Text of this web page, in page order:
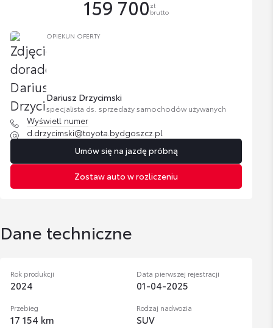
OPIEKUN OFERTY
Dariusz Drzycimski
specjalista ds. sprzedaży samochodów używanych
Wyświetl numer
d.drzycimski@toyota.bydgoszcz.pl
Umów się na jazdę próbną
159 700 zł
brutto
Zostaw auto w rozliczeniu
Dane techniczne
Rok produkcji
2024
Data pierwszej rejestracji
01-04-2025
Przebieg
17 154 km
Rodzaj nadwozia
SUV